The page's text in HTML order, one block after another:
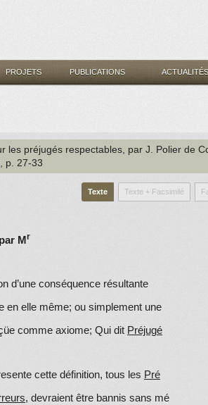
PROJETS PUBLICATIONS ACTUALITÉS
les préjugés respectables, par J. Polier de
, p. 27-33
Texte Texte + Facsimilé
M r
d’une conséquence résultante
en elle même; ou simplement une
comme axiome; Qui dit Préjugé
cette définition, tous les Pré
, devraient être bannis sans mé